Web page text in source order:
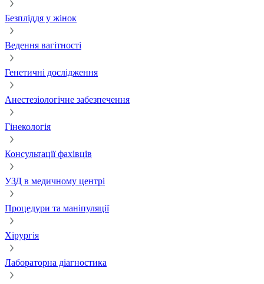
Безпліддя у жінок
Ведення вагітності
Генетичні дослідження
Анестезіологічне забезпечення
Гінекологія
Консультації фахівців
УЗД в медичному центрі
Процедури та маніпуляції
Хірургія
Лабораторна діагностика